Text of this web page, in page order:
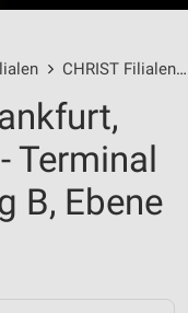
CHRIST Filialen
Terminal
B, Ebene